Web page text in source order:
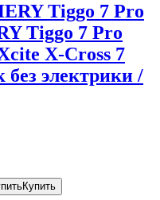
Tiggo 7 Pro
Tiggo 7 Pro
X-Cross 7
без электрики /
Купить